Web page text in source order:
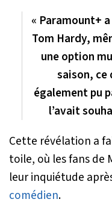
« Paramount+
Tom Hardy,
une option
saison, ce
également pu
l’avait
Cette révélation a
toile, où les fans de
leur inquiétude
comédien.